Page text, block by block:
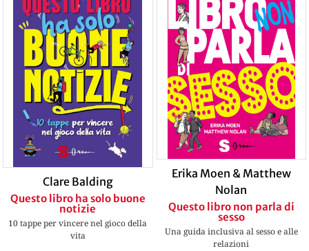
Clare Balding
Questo libro ha solo buone
notizie
10 tappe per vincere nel gioco della
vita
Erika Moen & Matthew
Nolan
Questo libro non parla di
sesso
Una guida inclusiva al sesso e alle
relazioni